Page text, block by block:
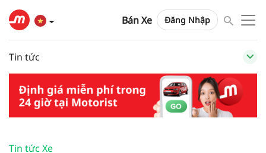
Bán Xe Đăng Nhập
Tin tức
Tin tức Xe